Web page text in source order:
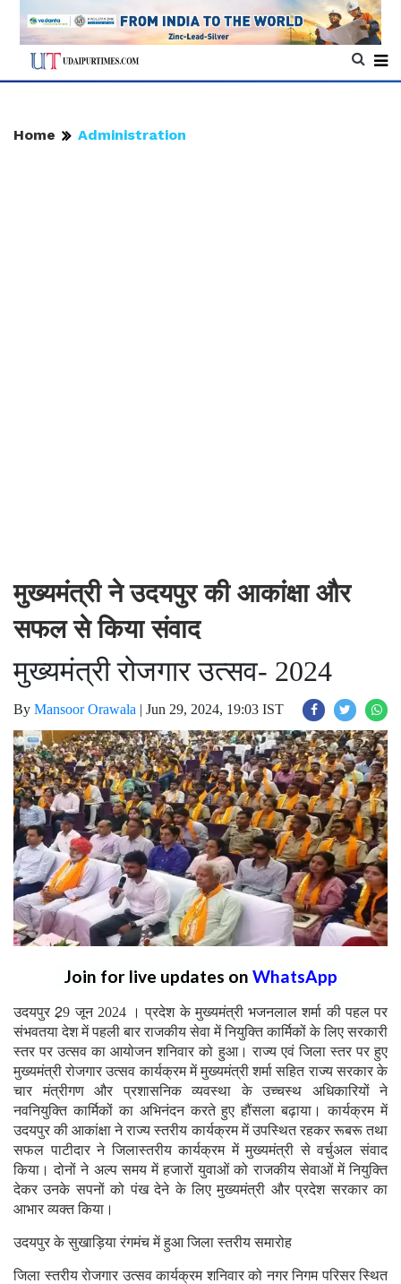
Home Administration
मुख्यमंत्री ने उदयपुर की आकांक्षा और
सफल से किया संवाद
मुख्यमंत्री रोजगार उत्सव- 2024
By Mansoor Orawala | Jun 29, 2024, 19:03 IST
Join for live updates on WhatsApp
उदयपुर 2़9 जून 2024 । प्रदेश के मुख्यमंत्री भजनलाल शर्मा की पहल पर
संभवतया देश में पहली बार राजकीय सेवा में नियुक्ति कार्मिकों के लिए सरकारी
स्तर पर उत्सव का आयोजन शनिवार को हुआ। राज्य एवं जिला स्तर पर हुए
मुख्यमंत्री रोजगार उत्सव कार्यक्रम में मुख्यमंत्री शर्मा सहित राज्य सरकार के
चार मंत्रीगण और प्रशासनिक व्यवस्था के उच्चस्थ अधिकारियों ने
नवनियुक्ति कार्मिकों का अभिनंदन करते हुए हौंसला बढ़ाया। कार्यक्रम में
उदयपुर की आकांक्षा ने राज्य स्तरीय कार्यक्रम में उपस्थित रहकर रूबरू तथा
सफल पाटीदार ने जिलास्तरीय कार्यक्रम में मुख्यमंत्री से वर्चुअल संवाद
किया। दोनों ने अल्प समय में हजारों युवाओं को राजकीय सेवाओं में नियुक्ति
देकर उनके सपनों को पंख देने के लिए मुख्यमंत्री और प्रदेश सरकार का
आभार व्यक्त किया।
उदयपुर के सुखाड़िया रंगमंच में हुआ जिला स्तरीय समारोह
जिला स्तरीय रोजगार उत्सव कार्यक्रम शनिवार को नगर निगम परिसर स्थित